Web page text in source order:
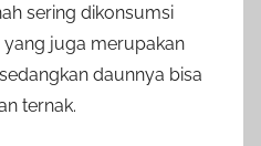
sering dikonsumsi
juga merupakan
daunnya bisa
ternak.